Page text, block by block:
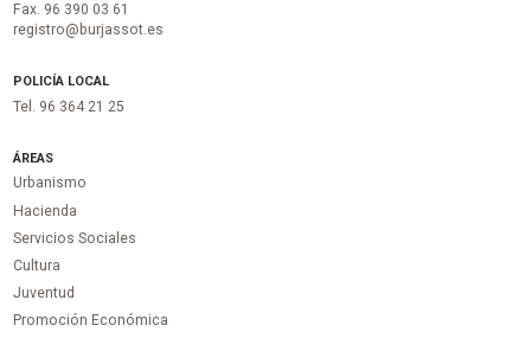
Fax. 96 390 03 61
registro@burjassot.es
POLICÍA LOCAL
Tel. 96 364 21 25
ÁREAS
Urbanismo
Hacienda
Servicios Sociales
Cultura
Juventud
Promoción Económica